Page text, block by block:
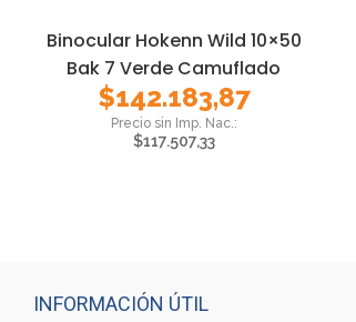
Binocular Hokenn Wild 10×50
Bak 7 Verde Camuflado
$142.183,87
$117.507,33
INFORMACIÓN ÚTIL